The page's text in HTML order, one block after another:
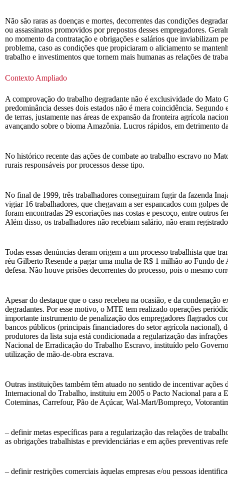
Não são raras as doenças e mortes, decorrentes das condições
ou assassinatos promovidos por prepostos desses empregadores.
no momento da contratação e obrigações e salários que inviabilizam
problema, caso as condições que propiciaram o aliciamento se
trabalho e investimentos que tornem mais humanas as relações de
Contexto Ampliado
A comprovação do trabalho degradante não é exclusividade do Mato
predominância desses dois estados não é mera coincidência.
de terras, justamente nas áreas de expansão da fronteira agrícola
avançando sobre o bioma Amazônia. Lucros rápidos, em detrimento
No histórico recente das ações de combate ao trabalho escravo no
rurais responsáveis por processos desse tipo.
No final de 1999, três trabalhadores conseguiram fugir da fazenda
vigiar 16 trabalhadores, que chegavam a ser espancados com golpes
foram encontradas 29 escoriações nas costas e pescoço, entre outros
Além disso, os trabalhadores não recebiam salário, não eram
Todas essas denúncias deram origem a um processo trabalhista que
réu Gilberto Resende a pagar uma multa de R$ 1 milhão ao Fundo
defesa. Não houve prisões decorrentes do processo, pois o mesmo
Apesar do destaque que o caso recebeu na ocasião, e da
degradantes. Por esse motivo, o MTE tem realizado operações
importante instrumento de penalização dos empregadores flagrados
bancos públicos (principais financiadores do setor agrícola nacional),
produtores da lista suja está condicionada a regularização das
Nacional de Erradicação do Trabalho Escravo, instituído pelo
utilização de mão-de-obra escrava.
Outras instituições também têm atuado no sentido de incentivar
Internacional do Trabalho, instituiu em 2005 o Pacto Nacional para a
Coteminas, Carrefour, Pão de Açúcar, Wal-Mart/Bompreço,
– definir metas específicas para a regularização das relações de
as obrigações trabalhistas e previdenciárias e em ações preventivas
– definir restrições comerciais àquelas empresas e/ou pessoas